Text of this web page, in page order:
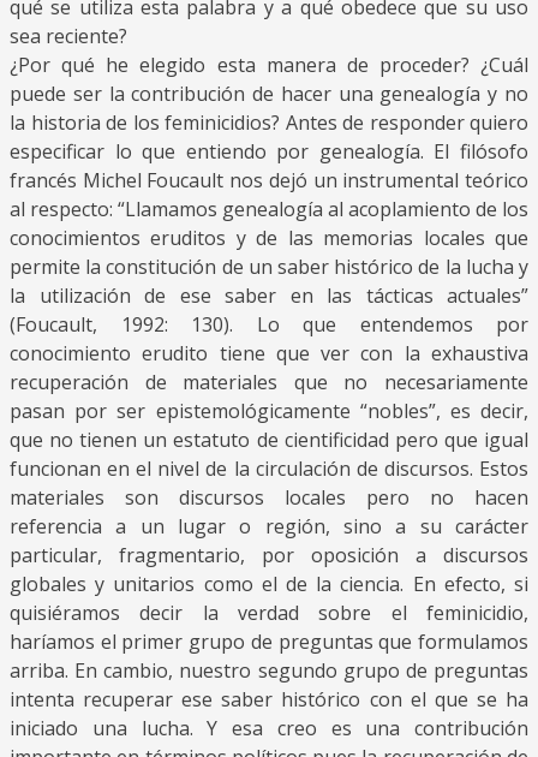
qué se utiliza esta palabra y a qué obedece que su uso
sea reciente?
¿Por qué he elegido esta manera de proceder? ¿Cuál
puede ser la contribución de hacer una genealogía y no
la historia de los feminicidios? Antes de responder quiero
especificar lo que entiendo por genealogía. El filósofo
francés Michel Foucault nos dejó un instrumental teórico
al respecto: “Llamamos genealogía al acoplamiento de los
conocimientos eruditos y de las memorias locales que
permite la constitución de un saber histórico de la lucha y
la utilización de ese saber en las tácticas actuales”
(Foucault, 1992: 130). Lo que entendemos por
conocimiento erudito tiene que ver con la exhaustiva
recuperación de materiales que no necesariamente
pasan por ser epistemológicamente “nobles”, es decir,
que no tienen un estatuto de cientificidad pero que igual
funcionan en el nivel de la circulación de discursos. Estos
materiales son discursos locales pero no hacen
referencia a un lugar o región, sino a su carácter
particular, fragmentario, por oposición a discursos
globales y unitarios como el de la ciencia. En efecto, si
quisiéramos decir la verdad sobre el feminicidio,
haríamos el primer grupo de preguntas que formulamos
arriba. En cambio, nuestro segundo grupo de preguntas
intenta recuperar ese saber histórico con el que se ha
iniciado una lucha. Y esa creo es una contribución